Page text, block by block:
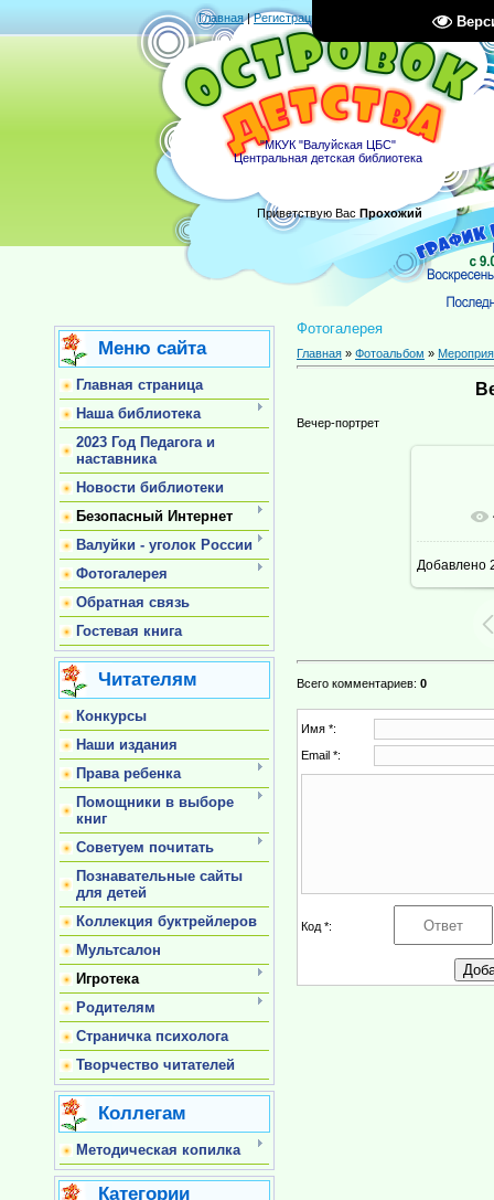
Главная|Регистрация
"МКУК "Валуйская ЦБС"
Центральная детская библиотека
Приветствую Вас Прохожий
Меню сайта
Главная страница
Наша библиотека
2023 Год Педагога и
наставника
Новости библиотеки
Безопасный Интернет
Валуйки - уголок России
Фотогалерея
Обратная связь
Гостевая книга
Читателям
Конкурсы
Наши издания
Права ребенка
Помощники в выборе
книг
Советуем почитать
Познавательные сайты
для детей
Коллекция буктрейлеров
Мультсалон
Игротека
Родителям
Страничка психолога
Творчество читателей
Коллегам
Методическая копилка
Категории
Фотогалерея
Главная » Фотоальбом »
Вечер-портрет
В
Добавлено
Всего комментариев: 0
Имя *:
Email *:
Код *: